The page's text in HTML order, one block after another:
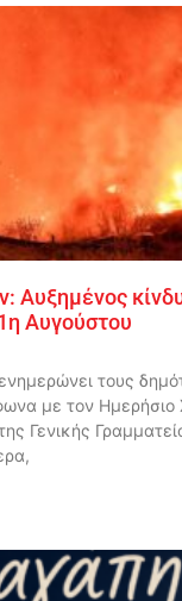
Αυξημένος
Αυγούστου
τους
με τον
Γενικής